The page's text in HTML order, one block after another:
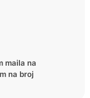
maila na
na broj